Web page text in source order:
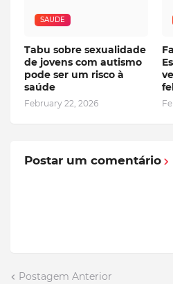
SAUDE
Tabu sobre sexualidade
de jovens com autismo
pode ser um risco à
saúde
February 22, 2026
Postar um comentário
Postagem Anterior